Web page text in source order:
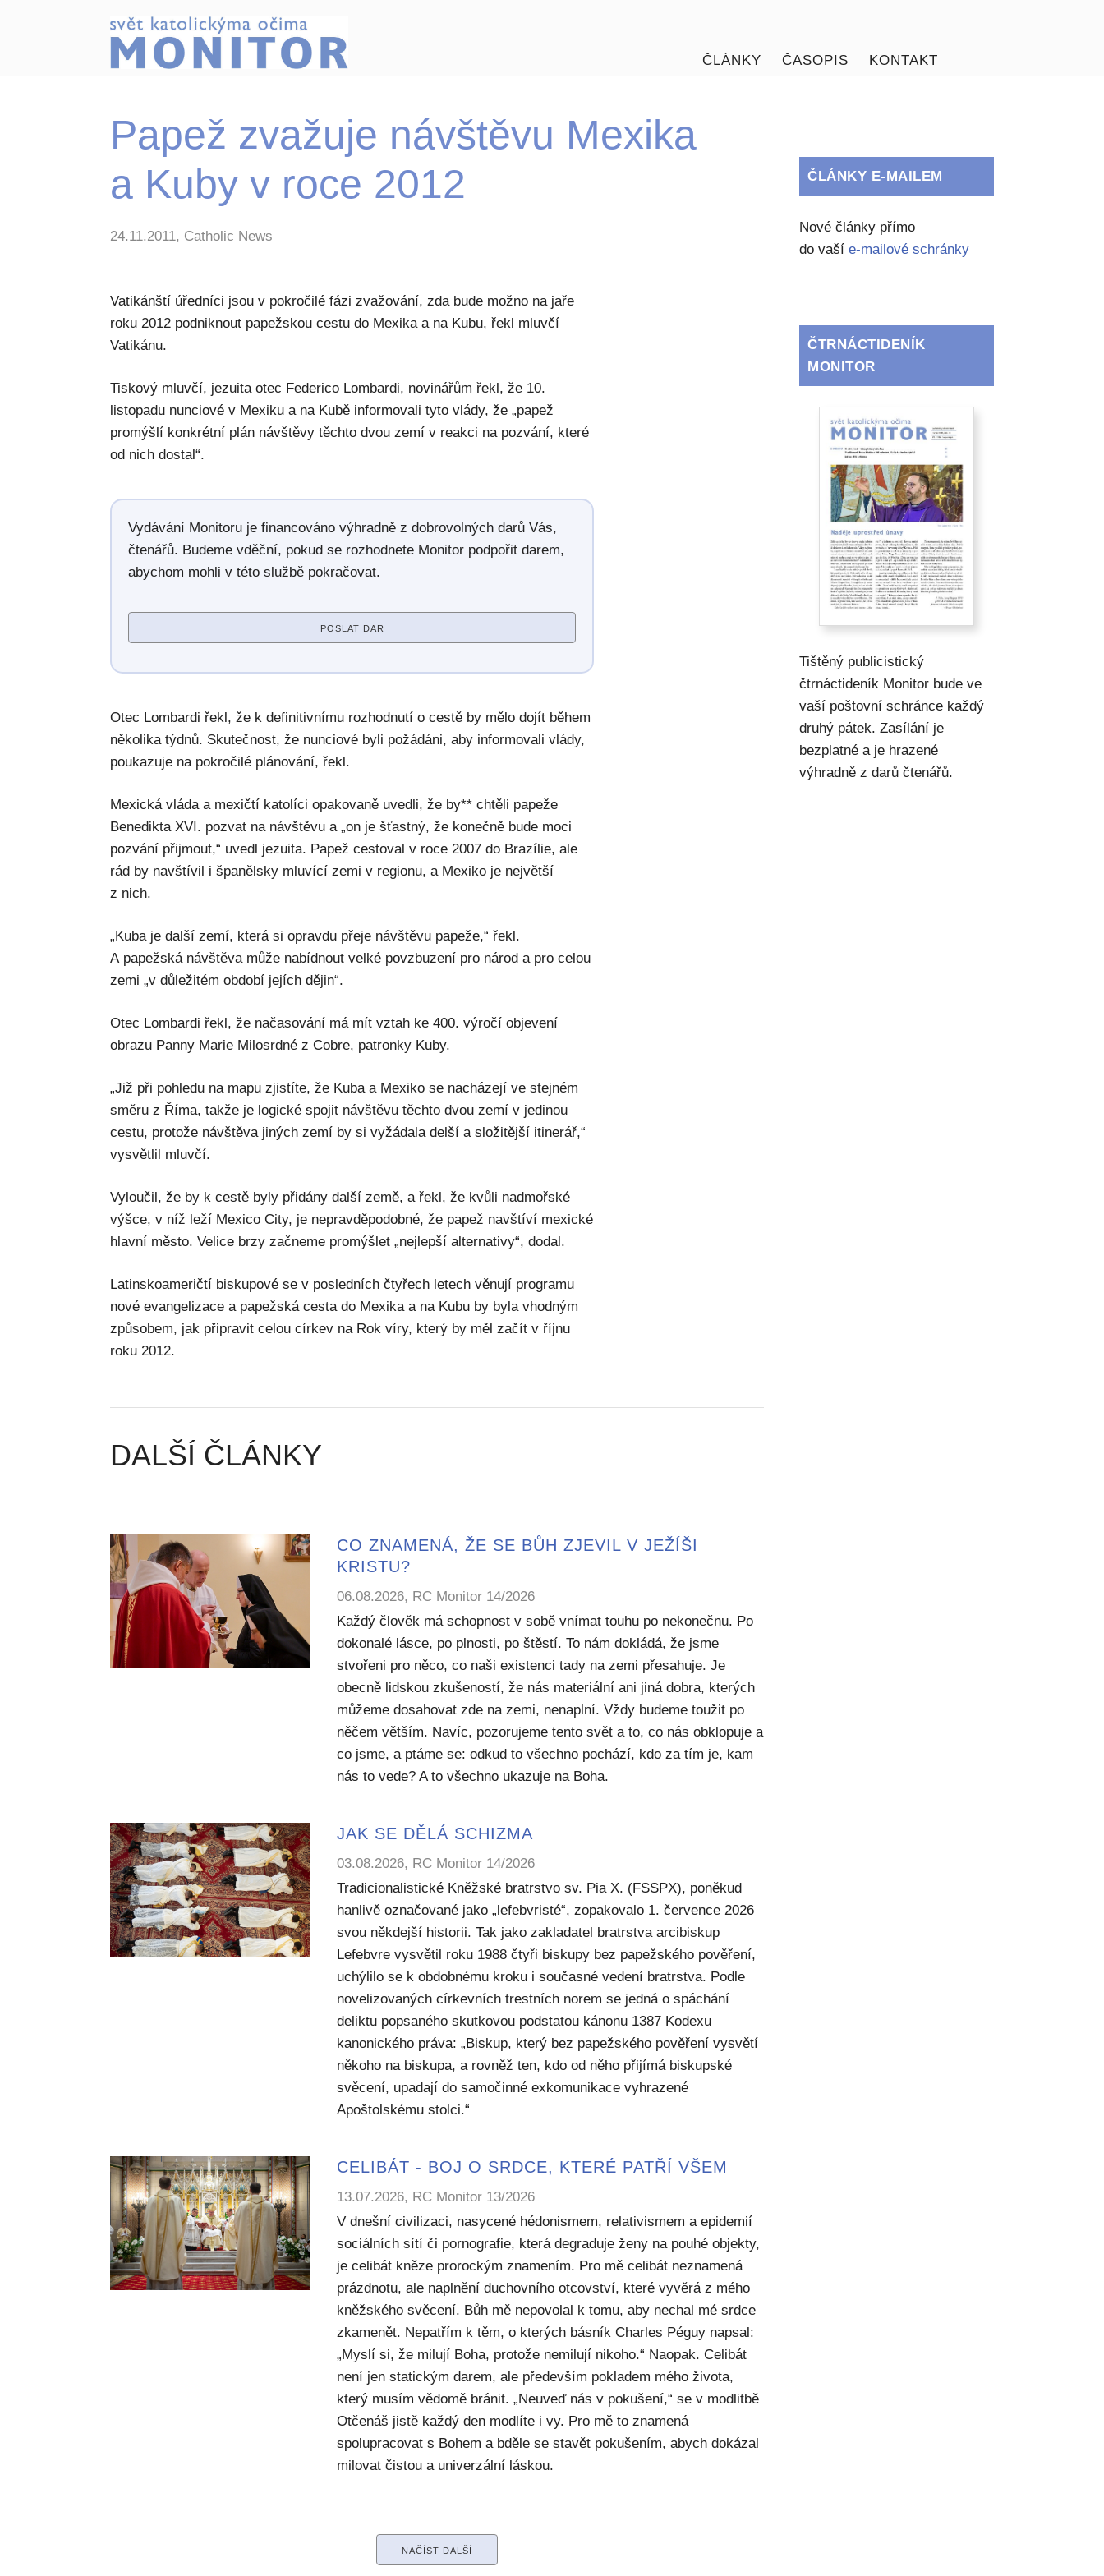
ČLÁNKY ČASOPIS KONTAKT
Papež zvažuje návštěvu Mexika
a Kuby v roce 2012
24.11.2011, Catholic News
Vatikánští úředníci jsou v pokročilé fázi zvažování, zda bude možno na jaře
roku 2012 podniknout papežskou cestu do Mexika a na Kubu, řekl mluvčí
Vatikánu.
Tiskový mluvčí, jezuita otec Federico Lombardi, novinářům řekl, že 10.
listopadu nunciové v Mexiku a na Kubě informovali tyto vlády, že „papež
promýšlí konkrétní plán návštěvy těchto dvou zemí v reakci na pozvání, které
od nich dostal“.
Vydávání Monitoru je financováno výhradně z dobrovolných darů Vás,
čtenářů. Budeme vděční, pokud se rozhodnete Monitor podpořit darem,
abychom mohli v této službě pokračovat.
POSLAT DAR
Otec Lombardi řekl, že k definitivnímu rozhodnutí o cestě by mělo dojít během
několika týdnů. Skutečnost, že nunciové byli požádáni, aby informovali vlády,
poukazuje na pokročilé plánování, řekl.
Mexická vláda a mexičtí katolíci opakovaně uvedli, že by** chtěli papeže
Benedikta XVI. pozvat na návštěvu a „on je šťastný, že konečně bude moci
pozvání přijmout,“ uvedl jezuita. Papež cestoval v roce 2007 do Brazílie, ale
rád by navštívil i španělsky mluvící zemi v regionu, a Mexiko je největší
z nich.
„Kuba je další zemí, která si opravdu přeje návštěvu papeže,“ řekl.
A papežská návštěva může nabídnout velké povzbuzení pro národ a pro celou
zemi „v důležitém období jejích dějin“.
Otec Lombardi řekl, že načasování má mít vztah ke 400. výročí objevení
obrazu Panny Marie Milosrdné z Cobre, patronky Kuby.
„Již při pohledu na mapu zjistíte, že Kuba a Mexiko se nacházejí ve stejném
směru z Říma, takže je logické spojit návštěvu těchto dvou zemí v jedinou
cestu, protože návštěva jiných zemí by si vyžádala delší a složitější itinerář,“
vysvětlil mluvčí.
Vyloučil, že by k cestě byly přidány další země, a řekl, že kvůli nadmořské
výšce, v níž leží Mexico City, je nepravděpodobné, že papež navštíví mexické
hlavní město. Velice brzy začneme promýšlet „nejlepší alternativy“, dodal.
Latinskoameričtí biskupové se v posledních čtyřech letech věnují programu
nové evangelizace a papežská cesta do Mexika a na Kubu by byla vhodným
způsobem, jak připravit celou církev na Rok víry, který by měl začít v říjnu
roku 2012.
DALŠÍ ČLÁNKY
CO ZNAMENÁ, ŽE SE BŮH ZJEVIL V JEŽÍŠI
KRISTU?
06.08.2026, RC Monitor 14/2026
Každý člověk má schopnost v sobě vnímat touhu po nekonečnu. Po
dokonalé lásce, po plnosti, po štěstí. To nám dokládá, že jsme
stvořeni pro něco, co naši existenci tady na zemi přesahuje. Je
obecně lidskou zkušeností, že nás materiální ani jiná dobra, kterých
můžeme dosahovat zde na zemi, nenaplní. Vždy budeme toužit po
něčem větším. Navíc, pozorujeme tento svět a to, co nás obklopuje a
co jsme, a ptáme se: odkud to všechno pochází, kdo za tím je, kam
nás to vede? A to všechno ukazuje na Boha.
JAK SE DĚLÁ SCHIZMA
03.08.2026, RC Monitor 14/2026
Tradicionalistické Kněžské bratrstvo sv. Pia X. (FSSPX), poněkud
hanlivě označované jako „lefebvristé“, zopakovalo 1. července 2026
svou někdejší historii. Tak jako zakladatel bratrstva arcibiskup
Lefebvre vysvětil roku 1988 čtyři biskupy bez papežského pověření,
uchýlilo se k obdobnému kroku i současné vedení bratrstva. Podle
novelizovaných církevních trestních norem se jedná o spáchání
deliktu popsaného skutkovou podstatou kánonu 1387 Kodexu
kanonického práva: „Biskup, který bez papežského pověření vysvětí
někoho na biskupa, a rovněž ten, kdo od něho přijímá biskupské
svěcení, upadají do samočinné exkomunikace vyhrazené
Apoštolskému stolci.“
CELIBÁT - BOJ O SRDCE, KTERÉ PATŘÍ VŠEM
13.07.2026, RC Monitor 13/2026
V dnešní civilizaci, nasycené hédonismem, relativismem a epidemií
sociálních sítí či pornografie, která degraduje ženy na pouhé objekty,
je celibát kněze prorockým znamením. Pro mě celibát neznamená
prázdnotu, ale naplnění duchovního otcovství, které vyvěrá z mého
kněžského svěcení. Bůh mě nepovolal k tomu, aby nechal mé srdce
zkamenět. Nepatřím k těm, o kterých básník Charles Péguy napsal:
„Myslí si, že milují Boha, protože nemilují nikoho.“ Naopak. Celibát
není jen statickým darem, ale především pokladem mého života,
který musím vědomě bránit. „Neuveď nás v pokušení,“ se v modlitbě
Otčenáš jistě každý den modlíte i vy. Pro mě to znamená
spolupracovat s Bohem a bděle se stavět pokušením, abych dokázal
milovat čistou a univerzální láskou.
NAČÍST DALŠÍ
ČLÁNKY E-MAILEM
Nové články přímo
do vašíe-mailové schránky
ČTRNÁCTIDENÍK
MONITOR
Tištěný publicistický
čtrnáctideník Monitor bude ve
vaší poštovní schránce každý
druhý pátek. Zasílání je
bezplatné a je hrazené
výhradně z darů čtenářů.